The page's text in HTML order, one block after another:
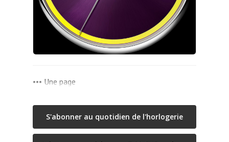
••• Une page
S'abonner au quotidien de l'horlogerie